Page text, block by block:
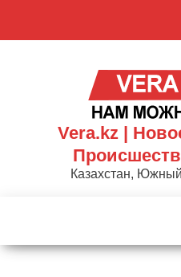
Vera.kz |
Казахстан,